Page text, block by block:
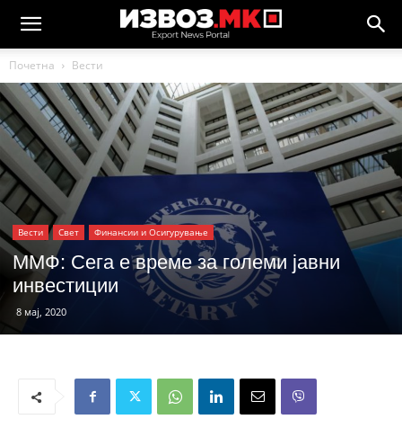
Почетна Вести
Вести Свет Финансии и Осигурување
ММФ: Сега е време за големи јавни
инвестиции
8 мај, 2020